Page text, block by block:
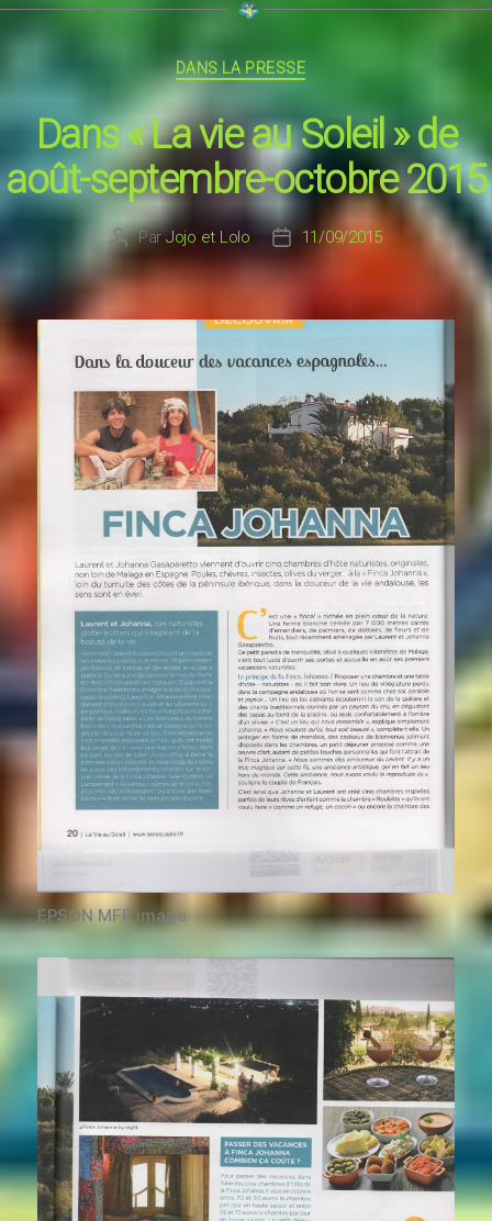
Catégories
DANS LA PRESSE
Dans « La vie au Soleil » de
août-septembre-octobre 2015
Auteur
de
l’article
ParJojo et Lolo
Date
de
l’article
11/09/2015
EPSON MFP image